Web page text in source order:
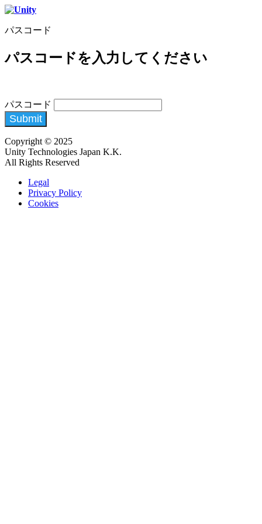
パスコード
パスコードを入力してください
パスコード
Submit
Copyright © 2025
Unity Technologies Japan K.K.
All Rights Reserved
Legal
Privacy Policy
Cookies